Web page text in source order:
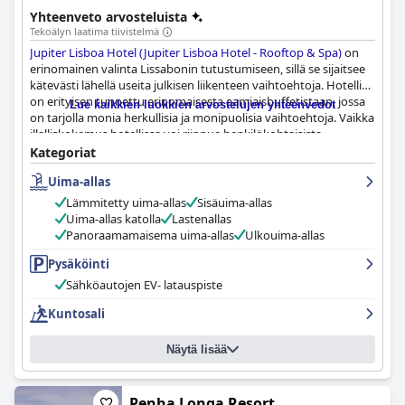
Yhteenveto arvosteluista
Tekoälyn laatima tiivistelmä
Jupiter Lisboa Hotel (Jupiter Lisboa Hotel - Rooftop & Spa)on
erinomainen valinta Lissabonin tutustumiseen, sillä se sijaitsee
kätevästi lähellä useita julkisen liikenteen vaihtoehtoja. Hotelli
on erityisen tunnettu erinomaisesta aamiaisbuffetistaan, jossa
on tarjolla monia herkullisia ja monipuolisia vaihtoehtoja. Vaikka
illalliskokemus hotellissa voi riippua henkilökohtaisista
mieltymyksistä, vieraat ylistävät jatkuvasti moderneja ja hyvin
varusteltuja huoneita, joissa on mukavat sängyt ja
poikkeuksellinen siisteys. Henkilökuntaa pidetään myös erittäin
ammattitaitoisena, huomaavaisena ja ystävällisenä, ja he
tekevät enemmän kuin pyydetään vieraiden hyväksi. Hotellin
spa-tilat sisältävät sisä- ja kattouima-altaat, vaikka jotkut vieraat
Kattouima-allas on erityisen pidetty ihanien näkymiensä ja
tilavan terassialueensa ansiosta. Lapsiperheet kokevat hotellin
erittäin vieraanvaraiseksi ja avuliaaksi, ja monet ylistävät nuorille
vieraille osoitettua huomiota. Kaiken kaikkiaan
paikka majoittua niille, jotka haluavat kokea Lissabonin parhaat
puolet.
Lue kaikkien luokkien arvostelujen yhteenvedot
Kategoriat
Uima-allas
Lämmitetty uima-allas
Sisäuima-allas
Uima-allas katolla
Lastenallas
Panoraamamaisema uima-allas
Ulkouima-allas
Pysäköinti
Sähköautojen EV- latauspiste
Kuntosali
Näytä lisää